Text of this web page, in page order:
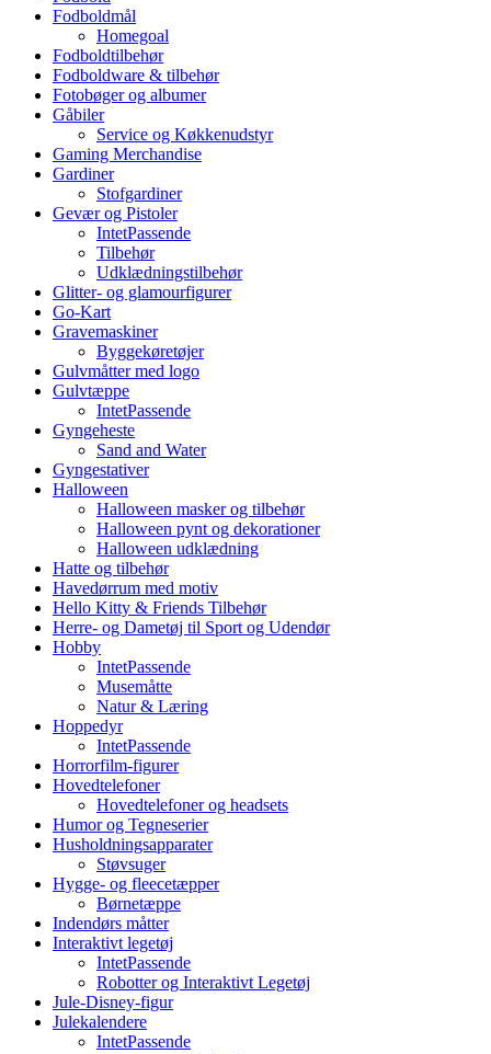
Fodboldmål
Homegoal
Fodboldtilbehør
Fodboldware & tilbehør
Fotobøger og albumer
Gåbiler
Service og Køkkenudstyr
Gaming Merchandise
Gardiner
Stofgardiner
Gevær og Pistoler
IntetPassende
Tilbehør
Udklædningstilbehør
Glitter- og glamourfigurer
Go-Kart
Gravemaskiner
Byggekøretøjer
Gulvmåtter med logo
Gulvtæppe
IntetPassende
Gyngeheste
Sand and Water
Gyngestativer
Halloween
Halloween masker og tilbehør
Halloween pynt og dekorationer
Halloween udklædning
Hatte og tilbehør
Havedørrum med motiv
Hello Kitty & Friends Tilbehør
Herre- og Dametøj til Sport og Udendør
Hobby
IntetPassende
Musemåtte
Natur & Læring
Hoppedyr
IntetPassende
Horrorfilm-figurer
Hovedtelefoner
Hovedtelefoner og headsets
Humor og Tegneserier
Husholdningsapparater
Støvsuger
Hygge- og fleecetæpper
Børnetæppe
Indendørs måtter
Interaktivt legetøj
IntetPassende
Robotter og Interaktivt Legetøj
Jule-Disney-figur
Julekalendere
IntetPassende